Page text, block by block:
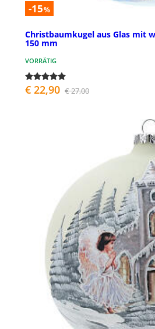
-15%
Christbaumkugel aus Glas mit
150 mm
VORRÄTIG
€ 22,90 € 27,00